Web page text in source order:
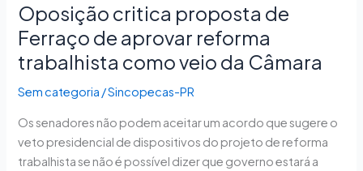
Oposição critica proposta de
Ferraço de aprovar reforma
trabalhista como veio da Câmara
Sem categoria /Sincopecas-PR
Os senadores não podem aceitar um acordo que sugere o
veto presidencial de dispositivos do projeto de reforma
trabalhista se não é possível dizer que governo estará a
Oposição
critica
proposta
de
Ferraço
aprovar
reforma
trabalhista